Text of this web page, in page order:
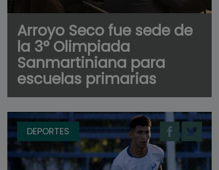
Arroyo Seco fue sede de
la 3° Olimpiada
Sanmartiniana para
escuelas primarias
DEPORTES